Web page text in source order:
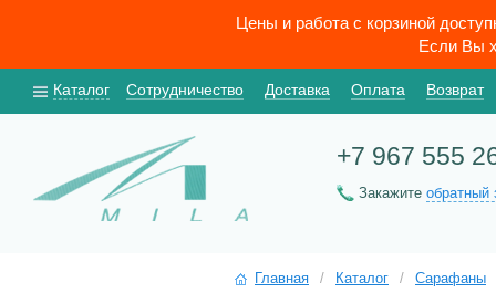
Цены и работа с корзиной
Если Вы
Каталог Сотрудничество Доставка Оплата Возврат
+7 967 555
Закажите обратный
Главная / Каталог / Сарафаны